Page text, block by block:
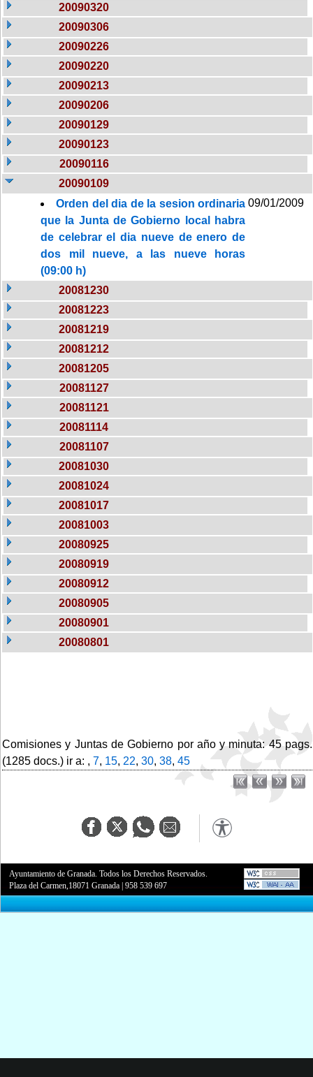
20090320
20090306
20090226
20090220
20090213
20090206
20090129
20090123
20090116
20090109
Orden del dia de la sesion ordinaria
que la Junta de Gobierno local habra
de celebrar el dia nueve de enero de
dos mil nueve, a las nueve horas
(09:00 h)
09/01/2009
20081230
20081223
20081219
20081212
20081205
20081127
20081121
20081114
20081107
20081030
20081024
20081017
20081003
20080925
20080919
20080912
20080905
20080901
20080801
Comisiones y Juntas de Gobierno por año y minuta: 45 pags.
(1285 docs.) ir a: , 7, 15, 22, 30, 38, 45
Ayuntamiento de Granada. Todos los Derechos Reservados.
Plaza del Carmen,18071 Granada |958 539 697